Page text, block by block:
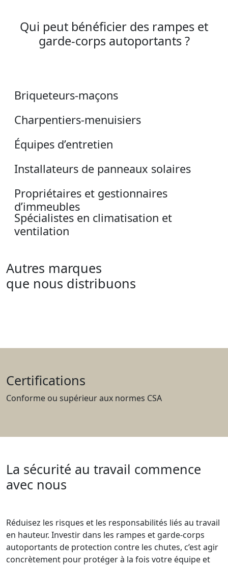
Qui peut bénéficier des rampes et
garde-corps autoportants ?
Briqueteurs-maçons
Charpentiers-menuisiers
Équipes d’entretien
Installateurs de panneaux solaires
Propriétaires et gestionnaires
d’immeubles
Spécialistes en climatisation et
ventilation
Autres marques
que nous distribuons
Certifications
Conforme ou supérieur aux normes CSA
La sécurité au travail commence
avec nous
Réduisez les risques et les responsabilités liés au travail
en hauteur. Investir dans les rampes et garde-corps
autoportants de protection contre les chutes, c’est agir
concrètement pour protéger à la fois votre équipe et